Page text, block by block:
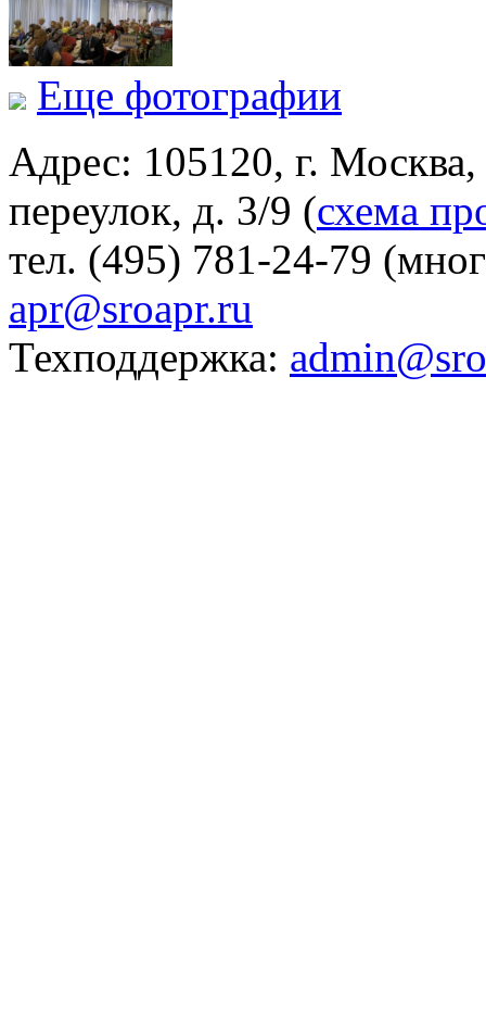
Еще фотографии
Адрес: 105120, г.
переулок, д. 3/9 (схема
тел. (495) 781-24-79
apr@sroapr.ru
Техподдержка: